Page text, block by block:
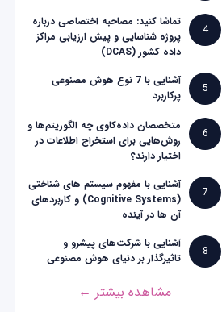
4
تماشا کنید: مصاحبه اختصاصی درباره
پروژه شناسایی و پیش ارزیابی مراکز
داده کشور (DCAS)
5
آشنایی با 7 نوع هوش مصنوعی
پرکاربرد
6
متخصصان داده‌کاوی چه الگوریتم‌ها و
روش‌هایی برای استخراج اطلاعات در
اختیار دارند؟
7
آشنایی با مفهوم سیستم های شناختی
(Cognitive Systems) و کاربردهای
آن ها در آینده
8
آشنایی با شرکت‌های پیشرو و
تاثیرگذار بر دنیای هوش مصنوعی
مشاهده بیشتر ←